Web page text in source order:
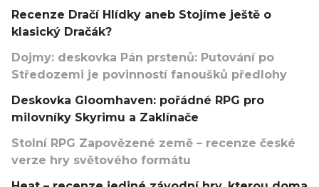
Recenze Dračí Hlídky aneb Stojíme ještě o
klasický Dračák?
Dojmy: deskovka Pán prstenů: Putování po
Středozemi je povinností fanoušků předlohy
Deskovka Gloomhaven: pořádné RPG pro
milovníky Skyrimu a Zaklínače
Stolní RPG Zapovězené země – recenze české
verze hry světového formátu